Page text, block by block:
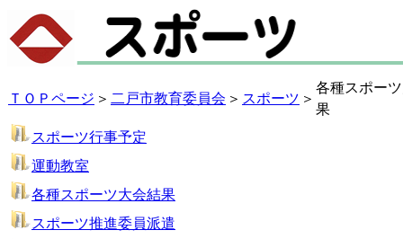
ＴＯＰページ ＞ 二戸市教育委員会 ＞ スポーツ ＞
各種スポー
果
スポーツ行事予定
運動教室
各種スポーツ大会結果
スポーツ推進委員派遣